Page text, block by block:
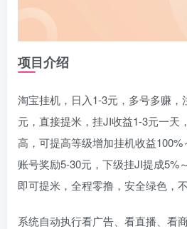
项目介绍
淘宝挂机，日入1-3元，多号多赚，
元，直接提米，挂JI收益1-3元一天
高，可提高等级增加挂机收益
账号奖励5-30元，下级挂JI提成5%
即可提米，全程零撸，安全绿色，不
系统自动执行看广告、看直播、看